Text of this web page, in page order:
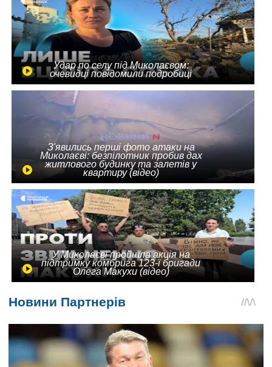
Удар по селу під Миколаєвом:
очевидці повідомили подробиці
З'явились перші фото атаки на
Миколаєві: безпілотник пробив дах
житлового будинку та залетів у
квартиру (відео)
У Миколаєві пройшла акція на
підтримку комбрига 123-ї бригади
Олега Макухи (відео)